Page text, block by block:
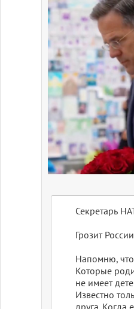
Секретарь
Грозит
Напомню,
Которые
не имеет
Известно